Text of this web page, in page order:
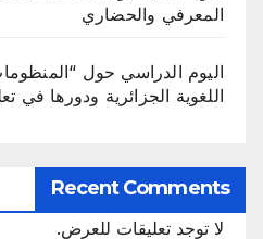
المعرفي والحضاري
اليوم الدراسي حول
اللغوية الجزائرية ودورها في
Recent Comments
لا توجد تعليقات للعرض.